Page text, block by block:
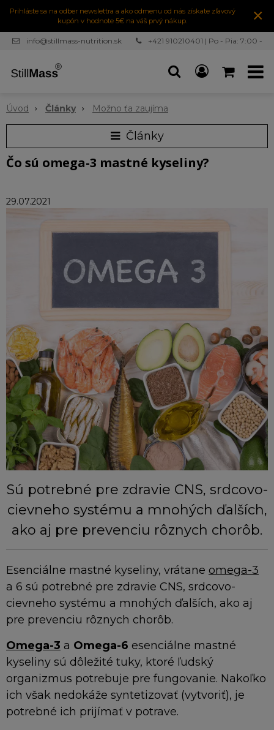
Prihláste sa na odber newslettra a ako odmenu od nás získate zľavový
kupón v hodnote 5€ na váš prvý nákup.
×
info@stillmass-nutrition.sk
+421 910210401 | Po - Pia: 7:00 -
Úvod Články Možno ťa zaujíma
Články
Čo sú omega-3 mastné kyseliny?
29.07.2021
Sú potrebné pre zdravie CNS, srdcovo-
cievneho systému a mnohých ďalších,
ako aj pre prevenciu rôznych chorôb.
Esenciálne mastné kyseliny, vrátane omega-3
a 6 sú potrebné pre zdravie CNS, srdcovo-
cievneho systému a mnohých ďalších, ako aj
pre prevenciu rôznych chorôb.
Omega-3 a Omega-6 esenciálne mastné
kyseliny sú dôležité tuky, ktoré ľudský
organizmus potrebuje pre fungovanie. Nakoľko
ich však nedokáže syntetizovať (vytvoriť), je
potrebné ich prijímať v potrave.